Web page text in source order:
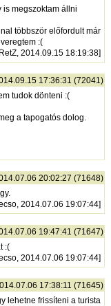
is megszoktam állni
többször előfordult már
:(
2014.09.15 18:19:38]
17:36:31 (72041)
tudok dönteni :(
a tapogatós dolog.
20:02:27 (71648)
2014.07.06 19:07:44]
19:47:41 (71647)
:(
2014.07.06 19:07:44]
17:38:11 (71645)
lehetne frissíteni a turista